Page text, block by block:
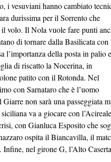
i vesuviani hanno cambiato
durissima per il Sorrento che
volo. Il Nola vuole fare punti
di tornare dalla Basilicata con
l’importanza della posta in palio e
di riscatto la Nocerina, in
patito con il Rotonda. Nel
con Sarnataro che è l’uomo
non sarà una passeggiata
va a giocare con
con Gianluca Esposito che
ospita il Biancavilla, il
Infine, nel girone G, l’Alto